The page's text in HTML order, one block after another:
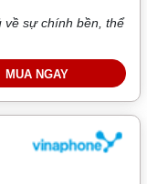
về sự chính bền, thể
MUA NGAY